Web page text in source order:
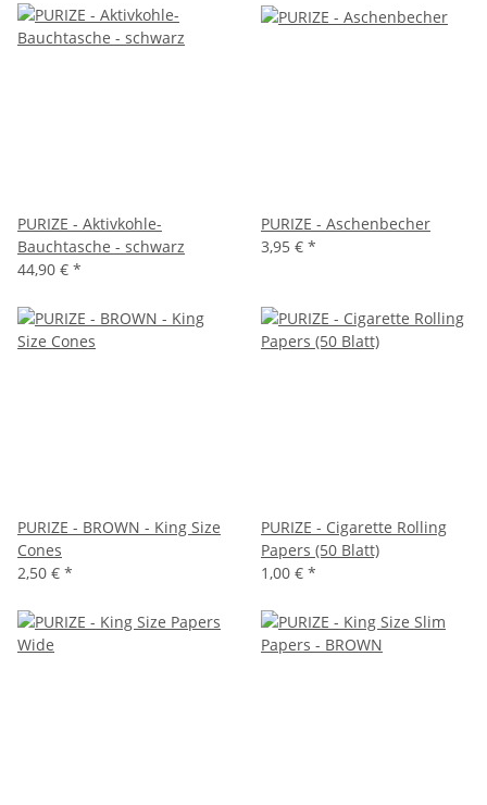
PURIZE - Aktivkohle-
Bauchtasche - schwarz
44,90 € *
PURIZE - Aschenbecher
3,95 € *
PURIZE - BROWN - King Size
Cones
2,50 € *
PURIZE - Cigarette Rolling
Papers (50 Blatt)
1,00 € *